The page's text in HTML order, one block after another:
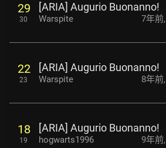
29
30
[ARIA] Augurio Buonanno!
Warspite 7年前,
22
23
[ARIA] Augurio Buonanno!
Warspite 8年前,
18
19
[ARIA] Augurio Buonanno!
hogwarts1996 9年前,